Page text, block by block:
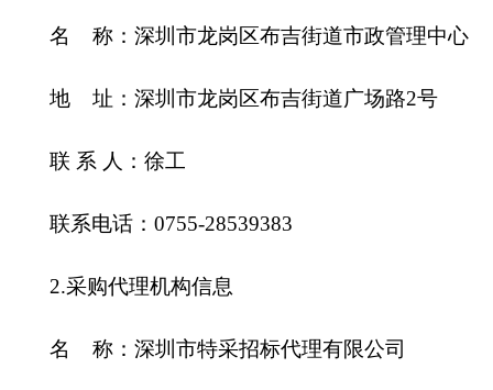
名 称：深圳市龙岗区布吉街道市政管理中心
地 址：深圳市龙岗区布吉街道广场路2号
联 系 人：徐工
联系电话：0755-28539383
2.采购代理机构信息
名 称：深圳市特采招标代理有限公司